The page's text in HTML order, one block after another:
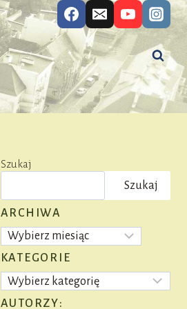
Szukaj
Szukaj
ARCHIWA
Archiwa
KATEGORIE
Kategorie
AUTORZY: